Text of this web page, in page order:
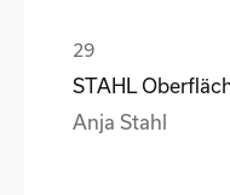
STAHL
Anja Stahl